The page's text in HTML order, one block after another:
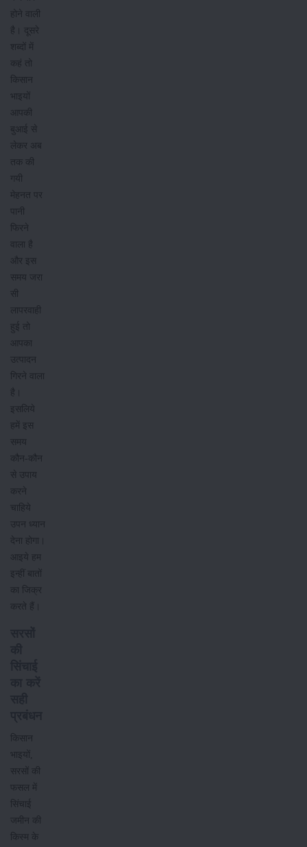
होने वाली
है। दूसरे
शब्दों में
कहं तो
किसान
भाइयों
आपकी
बुआई से
लेकर अब
तक की
गयी
मेहनत पर
पानी
फिरने
वाला है
और इस
समय जरा
सी
लापरवाही
हुई तो
आपका
उत्पादन
गिरने वाला
है।
इसलिये
हमें इस
समय
कौन-कौन
से उपाय
करने
चाहिये
उपन ध्यान
देना होगा।
आइये हम
इन्हीं बातों
का जिक्र
करते हैं।
किसान
भाइयों,
सरसों की
फसल में
सिंचाई
जमीन की
किस्म के